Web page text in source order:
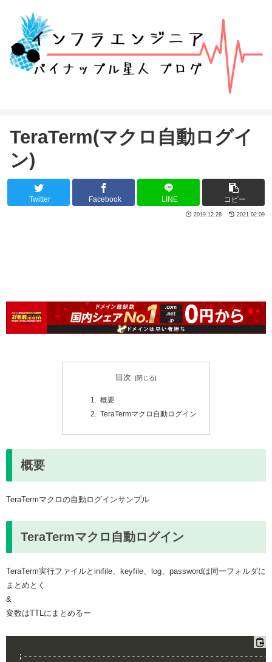
TeraTerm(マクロ自動ログイ
ン)
Twitter Facebook LINE コピー
2021.02.09
2019.12.28
目次
概要
TeraTermマクロ自動ログイン
概要
TeraTermマクロの自動ログインサンプル
TeraTermマクロ自動ログイン
TeraTerm実行ファイルとinifile、keyfile、log、passwordは同一フォルダに
まとめとく
&
変数はTTLにまとめるー